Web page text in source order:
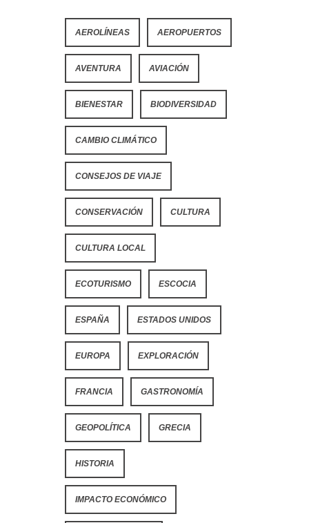
AEROLÍNEAS AEROPUERTOS
AVENTURA AVIACIÓN
BIENESTAR BIODIVERSIDAD
CAMBIO CLIMÁTICO
CONSEJOS DE VIAJE
CONSERVACIÓN CULTURA
CULTURA LOCAL
ECOTURISMO ESCOCIA
ESPAÑA ESTADOS UNIDOS
EUROPA EXPLORACIÓN
FRANCIA GASTRONOMÍA
GEOPOLÍTICA GRECIA
HISTORIA
IMPACTO ECONÓMICO